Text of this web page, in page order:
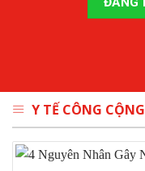
Y TẾ CÔNG CỘNG